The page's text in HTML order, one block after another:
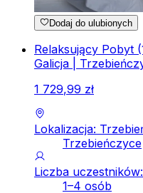
Dodaj do ulubionych
Relaksujący Pobyt
Galicja |
1 729,99 zł
Lokalizacja:
Trzebieńczyce
Liczba
1–4 osób